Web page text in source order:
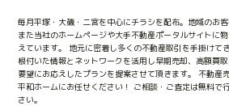
毎月平塚・大磯・二宮を中心にチラシを配布。地域のお
また当社のホームページや大手不動産ポータルサイトに
えています。
地元に密着し多くの不動産取引を手掛けて
根付いた情報とネットワークを活用し早期売却、高額買取
要望にお応えしたプランを提案させて頂きます。
不動産
平和ホームにお任せください！
ご相談・ご査定は無料で
さい。